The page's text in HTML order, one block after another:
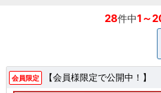
28件中1～
会員限定 【会員様限定で公開中！】